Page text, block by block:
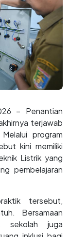
– Penantian
terjawab
program
kini memiliki
Listrik yang
pembelajaran
tersebut,
Bersamaan
sekolah juga